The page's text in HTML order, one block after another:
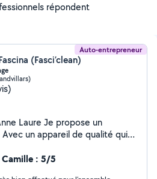
répondent
Auto-entrepreneur
(Fasci’clean)
propose un
un appareil de qualité qui
taches, matelas, sols,
aussi le ménage hebdomadaire
: 5/5